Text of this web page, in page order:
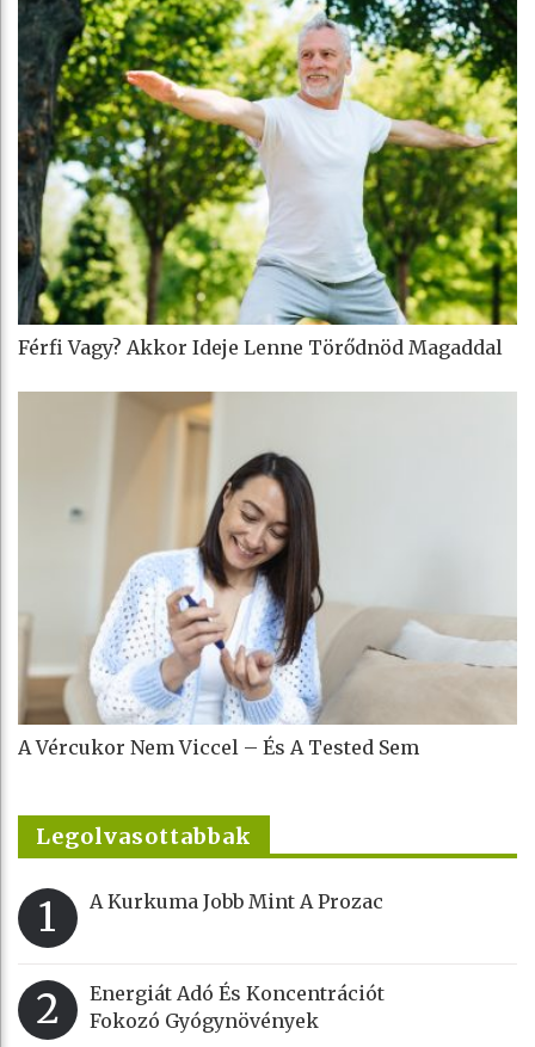
Férfi Vagy? Akkor Ideje Lenne Törődnöd Magaddal
A Vércukor Nem Viccel – És A Tested Sem
Legolvasottabbak
1 A Kurkuma Jobb Mint A Prozac
2
Energiát Adó És Koncentrációt
Fokozó Gyógynövények